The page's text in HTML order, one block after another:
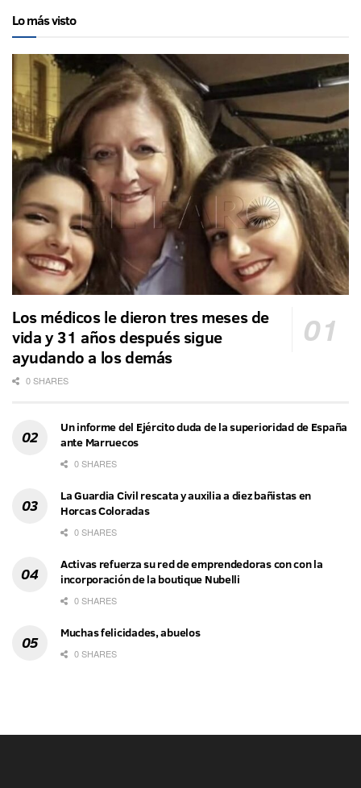
Lo más visto
Los médicos le dieron tres meses de
vida y 31 años después sigue
ayudando a los demás
0 SHARES
Un informe del Ejército duda de la superioridad de España
ante Marruecos
0 SHARES
La Guardia Civil rescata y auxilia a diez bañistas en
Horcas Coloradas
0 SHARES
Activas refuerza su red de emprendedoras con con la
incorporación de la boutique Nubelli
0 SHARES
Muchas felicidades, abuelos
0 SHARES